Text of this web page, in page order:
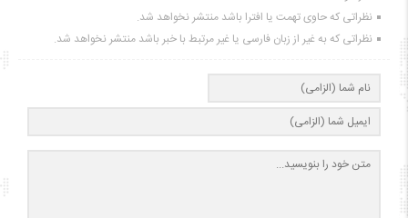
نظراتی که حاوی تهمت یا افترا باشد منتشر نخواهد شد.
نظراتی که به غیر از زبان فارسی یا غیر مرتبط با خبر باشد منتشر نخواهد شد.